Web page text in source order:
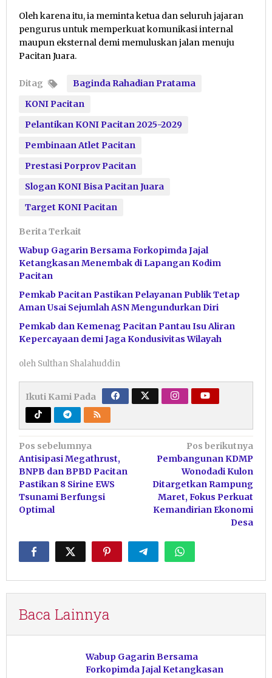
Oleh karena itu, ia meminta ketua dan seluruh jajaran
pengurus untuk memperkuat komunikasi internal
maupun eksternal demi memuluskan jalan menuju
Pacitan Juara.
Ditag
Baginda Rahadian Pratama
KONI Pacitan
Pelantikan KONI Pacitan 2025-2029
Pembinaan Atlet Pacitan
Prestasi Porprov Pacitan
Slogan KONI Bisa Pacitan Juara
Target KONI Pacitan
Berita Terkait
Wabup Gagarin Bersama Forkopimda Jajal
Ketangkasan Menembak di Lapangan Kodim
Pacitan
Pemkab Pacitan Pastikan Pelayanan Publik Tetap
Aman Usai Sejumlah ASN Mengundurkan Diri
Pemkab dan Kemenag Pacitan Pantau Isu Aliran
Kepercayaan demi Jaga Kondusivitas Wilayah
oleh Sulthan Shalahuddin
Ikuti Kami Pada
Navigasi
pos
Pos sebelumnya
Antisipasi Megathrust,
BNPB dan BPBD Pacitan
Pastikan 8 Sirine EWS
Tsunami Berfungsi
Optimal
Pos berikutnya
Pembangunan KDMP
Wonodadi Kulon
Ditargetkan Rampung
Maret, Fokus Perkuat
Kemandirian Ekonomi
Desa
Baca Lainnya
Wabup Gagarin Bersama
Forkopimda Jajal Ketangkasan